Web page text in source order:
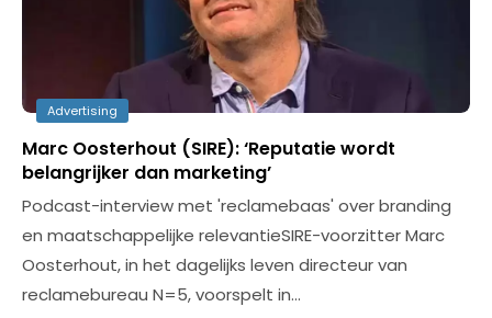
Advertising
Marc Oosterhout (SIRE): ‘Reputatie wordt
belangrijker dan marketing’
Podcast-interview met 'reclamebaas' over branding
en maatschappelijke relevantieSIRE-voorzitter Marc
Oosterhout, in het dagelijks leven directeur van
reclamebureau N=5, voorspelt in…